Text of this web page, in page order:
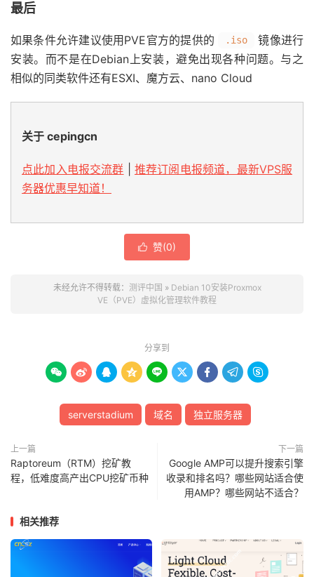
最后
如果条件允许建议使用PVE官方的提供的 .iso
镜像进行
安装。而不是在Debian上安装，避免出现各种问题。与之
相似的同类软件还有ESXI、魔方云、nano Cloud
关于 cepingcn
点此加入电报交流群
推荐订阅电报频道，最新VPS服
务器优惠早知道！
 赞(0)
未经允许不得转载： 测评中国 » Debian 10安装Proxmox
VE（PVE）虚拟化管理软件教程
分享到
        
serverstadium 域名 独立服务器
上一篇
Raptoreum（RTM）挖矿教
程，低难度高产出CPU挖矿币种
下一篇
Google AMP可以提升搜索引擎
收录和排名吗？哪些网站适合使
用AMP？哪些网站不适合？
相关推荐